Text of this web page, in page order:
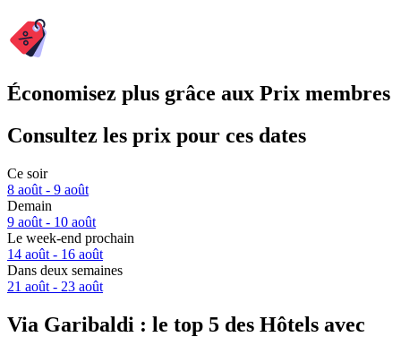
Économisez plus grâce aux Prix membres
Consultez les prix pour ces dates
Ce soir
8 août - 9 août
Demain
9 août - 10 août
Le week-end prochain
14 août - 16 août
Dans deux semaines
21 août - 23 août
Via Garibaldi : le top 5 des Hôtels avec